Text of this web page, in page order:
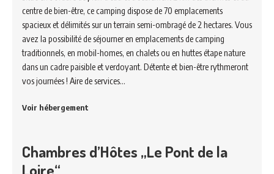
centre de bien-être, ce camping dispose de 70 emplacements
spacieux et délimités sur un terrain semi-ombragé de 2 hectares. Vous
avez la possibilité de séjourner en emplacements de camping
traditionnels, en mobil-homes, en chalets ou en huttes étape nature
dans un cadre paisible et verdoyant. Détente et bien-être rythmeront
vos journées ! Aire de services…
Voir hébergement
Chambres d’Hôtes „Le Pont de la
Loire“